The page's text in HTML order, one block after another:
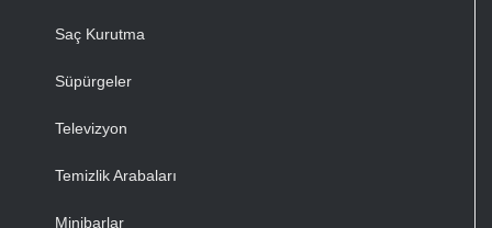
Saç Kurutma
Süpürgeler
Televizyon
Temizlik Arabaları
Minibarlar